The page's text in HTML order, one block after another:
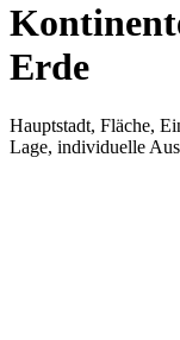
Erde
Hauptstadt, Fläche,
Lage, individuelle